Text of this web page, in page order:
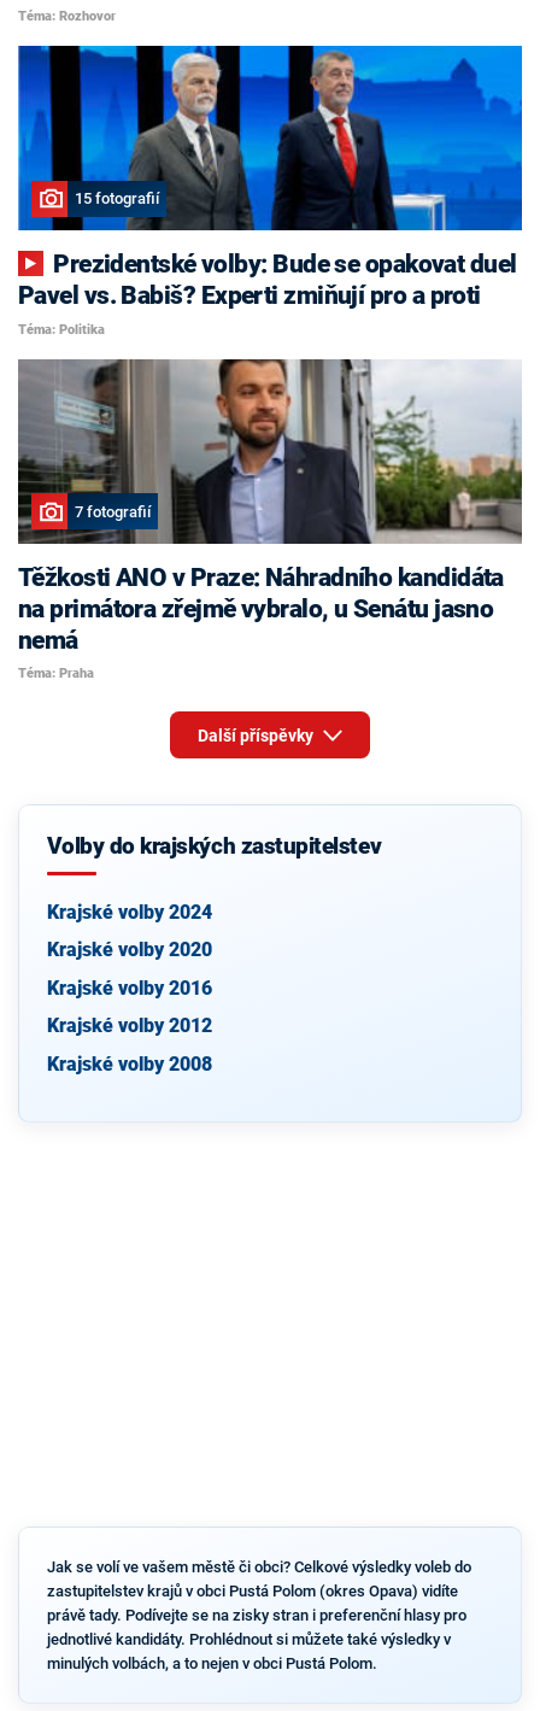
Téma: Rozhovor
15 fotografií
Pavel vs. Babiš? Experti zmiňují pro a proti
Téma: Politika
7 fotografií
Těžkosti ANO v Praze: Náhradního kandidáta
na primátora zřejmě vybralo, u Senátu jasno
nemá
Téma: Praha
Další příspěvky
Volby do krajských zastupitelstev
Krajské volby 2024
Krajské volby 2020
Krajské volby 2016
Krajské volby 2012
Krajské volby 2008
Jak se volí ve vašem městě či obci? Celkové výsledky voleb do
zastupitelstev krajů v obci Pustá Polom (okres Opava) vidíte
právě tady. Podívejte se na zisky stran i preferenční hlasy pro
jednotlivé kandidáty. Prohlédnout si můžete také výsledky v
minulých volbách, a to nejen v obci Pustá Polom.